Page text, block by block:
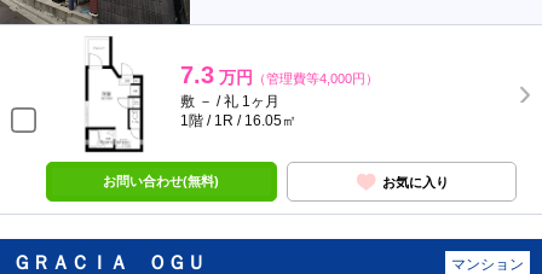
7.3 万円 （管理費等4,000円）
敷 － / 礼 1ヶ月
1階 / 1R / 16.05㎡
お問い合わせ(無料) お気に入り
ＧＲＡＣＩＡ ＯＧＵ マンション